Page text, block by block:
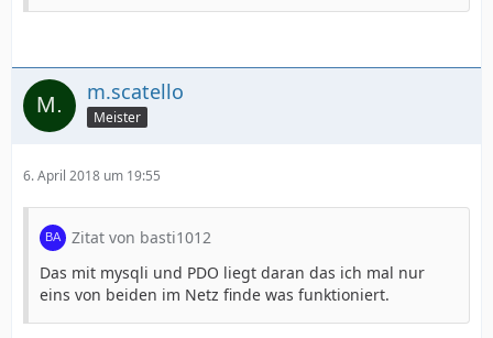
m.scatello
Meister
6. April 2018 um 19:55
Zitat von basti1012
Das mit mysqli und PDO liegt daran das ich mal nur
eins von beiden im Netz finde was funktioniert.